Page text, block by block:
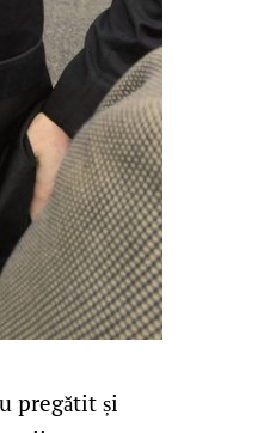
pregătit și